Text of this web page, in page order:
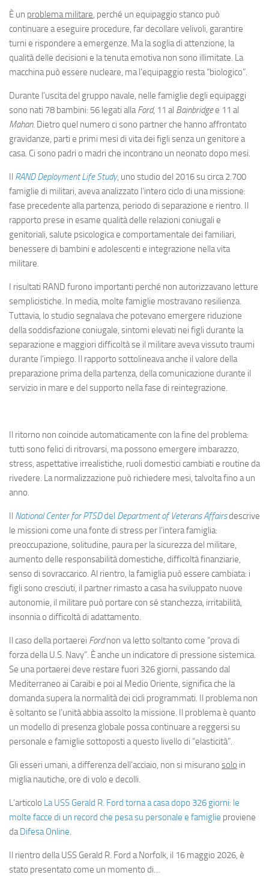
È un problema militare, perché un equipaggio stanco può
continuare a eseguire procedure, far decollare velivoli, garantire
turni e rispondere a emergenze. Ma la soglia di attenzione, la
qualità delle decisioni e la tenuta emotiva non sono illimitate. La
macchina può essere nucleare, ma l’equipaggio resta “biologico”.
Durante l’uscita del gruppo navale, nelle famiglie degli equipaggi
sono nati 78 bambini: 56 legati allaFord, 11 al Bainbridgee 11 al
Mahan. Dietro quel numero ci sono partner che hanno affrontato
gravidanze, parti e primi mesi di vita dei figli senza un genitore a
casa. Ci sono padri o madri che incontrano un neonato dopo mesi.
Il RAND Deployment Life Study, uno studio del 2016 su circa 2.700
famiglie di militari, aveva analizzato l’intero ciclo di una missione:
fase precedente alla partenza, periodo di separazione e rientro. Il
rapporto prese in esame qualità delle relazioni coniugali e
genitoriali, salute psicologica e comportamentale dei familiari,
benessere di bambini e adolescenti e integrazione nella vita
militare.
I risultati RAND furono importanti perché non autorizzavano letture
semplicistiche. In media, molte famiglie mostravano resilienza.
Tuttavia, lo studio segnalava che potevano emergere riduzione
della soddisfazione coniugale, sintomi elevati nei figli durante la
separazione e maggiori difficoltà se il militare aveva vissuto traumi
durante l’impiego. Il rapporto sottolineava anche il valore della
preparazione prima della partenza, della comunicazione durante il
servizio in mare e del supporto nella fase di reintegrazione.
Il ritorno non coincide automaticamente con la fine del problema:
tutti sono felici di ritrovarsi, ma possono emergere imbarazzo,
stress, aspettative irrealistiche, ruoli domestici cambiati e routine da
rivedere. La normalizzazione può richiedere mesi, talvolta fino a un
anno.
Il National Center for PTSDdel Department of Veterans Affairsdescrive
le missioni come una fonte di stress per l’intera famiglia:
preoccupazione, solitudine, paura per la sicurezza del militare,
aumento delle responsabilità domestiche, difficoltà finanziarie,
senso di sovraccarico. Al rientro, la famiglia può essere cambiata: i
figli sono cresciuti, il partner rimasto a casa ha sviluppato nuove
autonomie, il militare può portare con sé stanchezza, irritabilità,
insonnia o difficoltà di adattamento.
Il caso della portaerei Fordnon va letto soltanto come “prova di
forza della U.S. Navy”. È anche un indicatore di pressione sistemica.
Se una portaerei deve restare fuori 326 giorni, passando dal
Mediterraneo ai Caraibi e poi al Medio Oriente, significa che la
domanda supera la normalità dei cicli programmati. Il problema non
è soltanto se l’unità abbia assolto la missione. Il problema è quanto
un modello di presenza globale possa continuare a reggersi su
personale e famiglie sottoposti a questo livello di “elasticità”.
Gli esseri umani, a differenza dell’acciaio, non si misurano solo in
miglia nautiche, ore di volo e decolli.
L’articolo La USS Gerald R. Ford torna a casa dopo 326 giorni: le
molte facce di un record che pesa su personale e famiglie proviene
daDifesa Online.
Il rientro della USS Gerald R. Ford a Norfolk, il 16 maggio 2026, è
stato presentato come un momento di…